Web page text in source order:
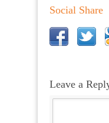
Social Share
Leave a